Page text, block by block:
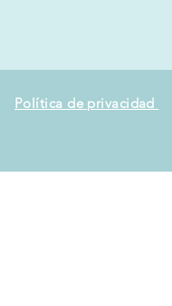
Política de privacidad